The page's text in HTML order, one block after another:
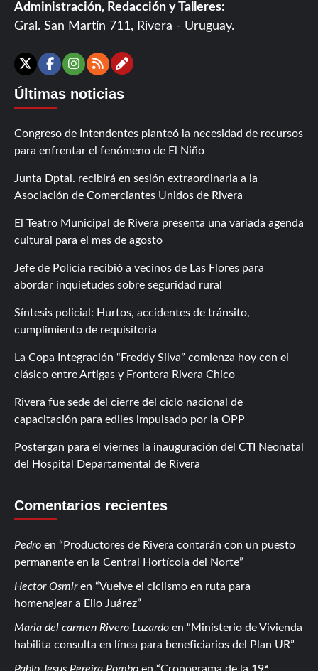
Administración, Redacción y Talleres:
Gral. San Martín 711, Rivera - Uruguay.
X Facebook
Instagram
RSSContáctanos
Últimas noticias
Congreso de Intendentes planteó la necesidad de recursos
para enfrentar el fenómeno de El Niño
Junta Dptal. recibirá en sesión extraordinaria a la
Asociación de Comerciantes Unidos de Rivera
El Teatro Municipal de Rivera presenta una variada agenda
cultural para el mes de agosto
Jefe de Policía recibió a vecinos de Las Flores para
abordar inquietudes sobre seguridad rural
Síntesis policial: Hurtos, accidentes de tránsito,
cumplimiento de requisitoria
La Copa Integración “Freddy Silva” comienza hoy con el
clásico entre Artigas y Frontera Rivera Chico
Rivera fue sede del cierre del ciclo nacional de
capacitación para ediles impulsado por la OPP
Postergan para el viernes la inauguración del CTI Neonatal
del Hospital Departamental de Rivera
Comentarios recientes
Pedro en
Productores de Rivera contarán con un puesto
permanente en la Central Hortícola del Norte
Hector Osmiren
Vuelve el ciclismo en ruta para
homenajear a Elio Juárez
Maria del carmen Rivero Luzardo en
Ministerio de Vivienda
habilita consulta en línea para beneficiarios del Plan UR
Pablo Jesus Pereira Pombo en Cronograma de la 19ª